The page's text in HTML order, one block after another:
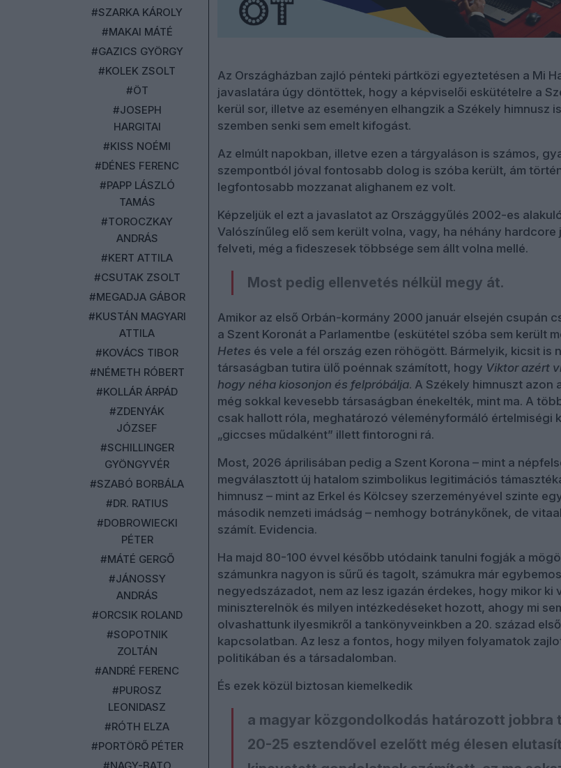
Az Országházban zajló pénteki pártközi egyeztetésen a Mi
javaslatára úgy döntöttek, hogy a képviselői eskütételre a
kerül sor, illetve az eseményen elhangzik a Székely himnusz
szemben senki sem emelt kifogást.
Az elmúlt napokban, illetve ezen a tárgyaláson is számos,
szempontból jóval fontosabb dolog is szóba került, ám
legfontosabb mozzanat alighanem ez volt.
Képzeljük el ezt a javaslatot az Országgyűlés 2002-es
Valószínűleg elő sem került volna, vagy, ha néhány hardcore
felveti, még a fideszesek többsége sem állt volna mellé.
Most pedig ellenvetés nélkül megy át.
Amikor az első Orbán-kormány 2000 január elsején csupán
a Szent Koronát a Parlamentbe (eskütétel szóba sem került
Hetes és vele a fél ország ezen röhögött. Bármelyik, kicsit is
társaságban tutira ülő poénnak számított, hogy Viktor azért
hogy néha kiosonjon és felpróbálja. A Székely himnuszt azon
még sokkal kevesebb társaságban énekelték, mint ma. A
csak hallott róla, meghatározó véleményformáló értelmiségi
„giccses műdalként” illett fintorogni rá.
Most, 2026 áprilisában pedig a Szent Korona – mint a
megválasztott új hatalom szimbolikus legitimációs
himnusz – mint az Erkel és Kölcsey szerzeményével szinte
második nemzeti imádság – nemhogy botránykőnek, de
számít. Evidencia.
Ha majd 80-100 évvel később utódaink tanulni fogják a
számunkra nagyon is sűrű és tagolt, számukra már
negyedszázadot, nem az lesz igazán érdekes, hogy mikor ki
miniszterelnök és milyen intézkedéseket hozott, ahogy mi
olvashattunk ilyesmikről a tankönyveinkben a 20. század
kapcsolatban. Az lesz a fontos, hogy milyen folyamatok
politikában és a társadalomban.
És ezek közül biztosan kiemelkedik
a magyar közgondolkodás határozott jobbra
20-25 esztendővel ezelőtt még élesen
#SZARKA KÁROLY
#MAKAI MÁTÉ
#GAZICS GYÖRGY
#KOLEK ZSOLT
#ÖT
#JOSEPH
HARGITAI
#KISS NOÉMI
#DÉNES FERENC
#PAPP LÁSZLÓ
TAMÁS
#TOROCZKAY
ANDRÁS
#KERT ATTILA
#CSUTAK ZSOLT
#MEGADJA GÁBOR
#KUSTÁN MAGYARI
ATTILA
#KOVÁCS TIBOR
#NÉMETH RÓBERT
#KOLLÁR ÁRPÁD
#ZDENYÁK
JÓZSEF
#SCHILLINGER
GYÖNGYVÉR
#SZABÓ BORBÁLA
#DR. RATIUS
#DOBROWIECKI
PÉTER
#MÁTÉ GERGŐ
#JÁNOSSY
ANDRÁS
#ORCSIK ROLAND
#SOPOTNIK
ZOLTÁN
#ANDRÉ FERENC
#PUROSZ
LEONIDASZ
#RÓTH ELZA
#PORTÖRŐ PÉTER
#NAGY-BATO